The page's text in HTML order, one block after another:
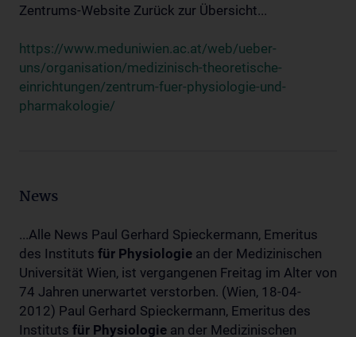
Zentrums-Website Zurück zur Übersicht...
https://www.meduniwien.ac.at/web/ueber-
uns/organisation/medizinisch-theoretische-
einrichtungen/zentrum-fuer-physiologie-und-
pharmakologie/
News
...Alle News Paul Gerhard Spieckermann, Emeritus
des Instituts für Physiologie an der Medizinischen
Universität Wien, ist vergangenen Freitag im Alter von
74 Jahren unerwartet verstorben. (Wien, 18-04-
2012) Paul Gerhard Spieckermann, Emeritus des
Instituts für Physiologie an der Medizinischen